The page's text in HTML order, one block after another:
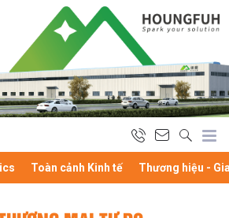
Toàn cảnh Kinh tế Thương hiệu -